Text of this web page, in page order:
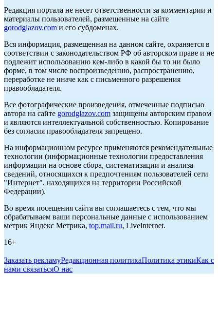
Редакция портала не несет ответственности за комментарии и
материалы пользователей, размещенные на сайте
gorodglazov.com и его субдоменах.
Вся информация, размещенная на данном сайте, охраняется в
соответствии с законодательством РФ об авторском праве и не
подлежит использованию кем-либо в какой бы то ни было
форме, в том числе воспроизведению, распространению,
переработке не иначе как с письменного разрешения
правообладателя.
Все фотографические произведения, отмеченные подписью
автора на сайте gorodglazov.com защищены авторским правом
и являются интеллектуальной собственностью. Копирование
без согласия правообладателя запрещено.
На информационном ресурсе применяются рекомендательные
технологии (информационные технологии предоставления
информации на основе сбора, систематизации и анализа
сведений, относящихся к предпочтениям пользователей сети
"Интернет", находящихся на территории Российской
Федерации).
Во время посещения сайта вы соглашаетесь с тем, что мы
обрабатываем ваши персональные данные с использованием
метрик Яндекс Метрика, top.mail.ru, LiveInternet.
16+
Заказать рекламуРедакционная политикаПолитика этикиКак с
нами связатьсяО нас